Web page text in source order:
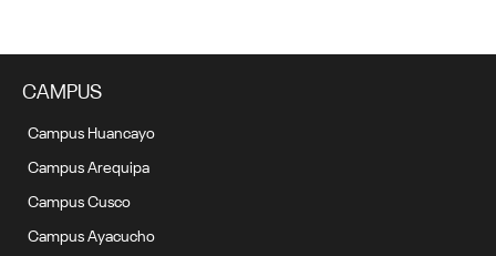
CAMPUS
Campus Huancayo
Campus Arequipa
Campus Cusco
Campus Ayacucho